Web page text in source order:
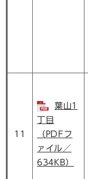
11
葉山1
丁目
（PDFフ
ァイル／
634KB）